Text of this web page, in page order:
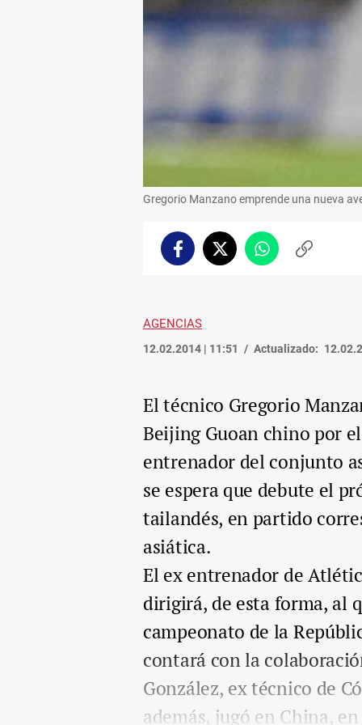
Gregorio Manzano emprende una nueva
FacebookTwitterWhatsappCopiar
AGENCIAS
12.02.2014 | 11:51 Actualizado:
El técnico Gregorio
Beijing Guoan chino por
entrenador del conjunto
se espera que debute el
tailandés, en partido
asiática.
El ex entrenador de
dirigirá, de esta forma, al
campeonato de la
contará con la
González, ex técnico de
además, jugó en China,